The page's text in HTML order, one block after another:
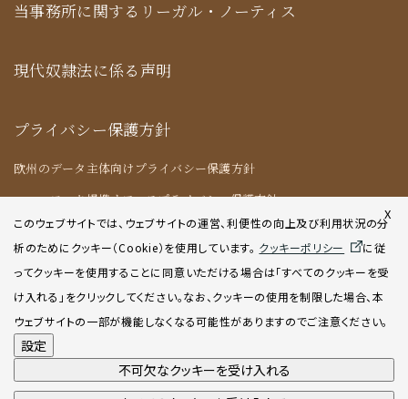
当事務所に関するリーガル・ノーティス
現代奴隷法に係る声明
プライバシー保護方針
欧州のデータ主体向けプライバシー保護方針
ニューヨーク提携オフィスプライバシー保護方針
クッキーポリシー
AIポリシー
X
このウェブサイトでは、ウェブサイトの運営、利便性の向上及び利用状況の分
析のためにクッキー（Cookie）を使用しています。 クッキーポリシー
に従
ってクッキーを使用することに同意いただける場合は「すべてのクッキーを受
け入れる」をクリックしてください。なお、クッキーの使用を制限した場合、本
ウェブサイトの一部が機能しなくなる可能性がありますのでご注意ください。
設定
不可欠なクッキーを受け入れる